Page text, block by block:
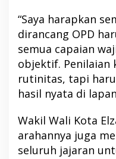
“Saya harapkan
dirancang OPD
semua capaian
objektif. Penilaian
rutinitas, tapi
hasil nyata di
Wakil Wali Kota
arahannya juga
seluruh jajaran